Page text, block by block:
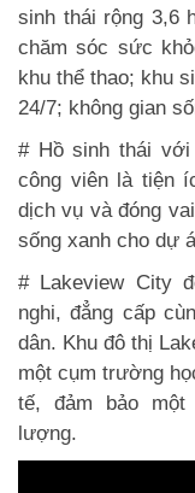
sinh thái rộng 3,6
chăm sóc sức
khu thể thao; khu
24/7; không gian
# Hồ sinh thái
công viên là tiện
dịch vụ và đóng
sống xanh cho dự
# Lakeview City
nghi, đẳng cấp
dân. Khu đô thị
một cụm trường
tế, đảm bảo
lượng.